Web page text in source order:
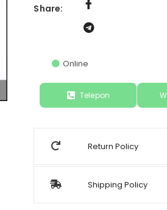
Share:
Online
Telepon
Return Policy
Shipping Policy